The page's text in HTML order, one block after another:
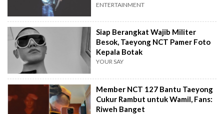
ENTERTAINMENT
Siap Berangkat Wajib Militer
Besok, Taeyong NCT Pamer Foto
Kepala Botak
YOUR SAY
Member NCT 127 Bantu Taeyong
Cukur Rambut untuk Wamil, Fans:
Riweh Banget